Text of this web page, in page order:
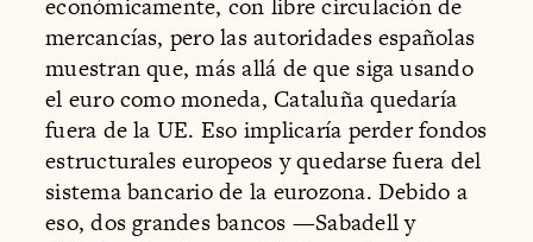
económicamente, con libre circulación de
mercancías, pero las autoridades españolas
muestran que, más allá de que siga usando
el euro como moneda, Cataluña quedaría
fuera de la UE. Eso implicaría perder fondos
estructurales europeos y quedarse fuera del
sistema bancario de la eurozona. Debido a
eso, dos grandes bancos —Sabadell y